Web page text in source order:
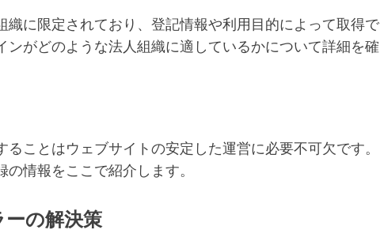
に限定されており、登記情報や利用目的によって取得で
がどのような法人組織に適しているかについて詳細を確
ことはウェブサイトの安定した運営に必要不可欠です。
情報をここで紹介します。
ーの解決策